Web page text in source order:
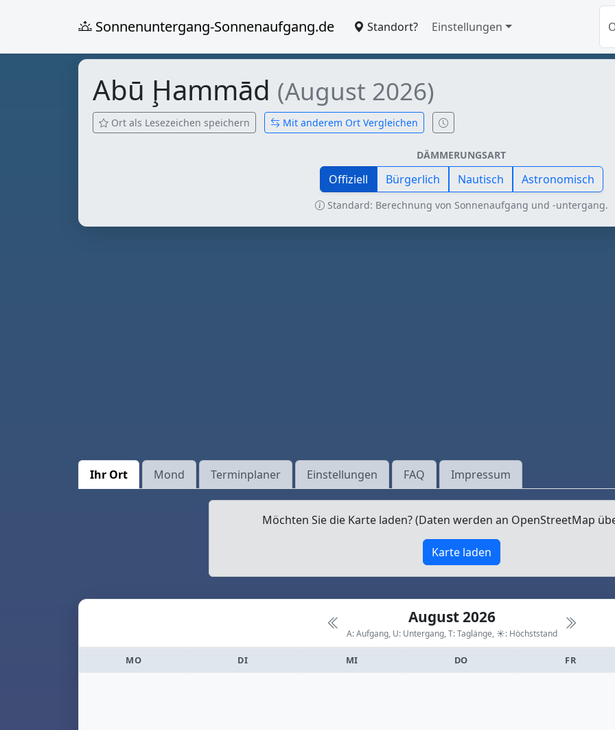
Sonnenuntergang-Sonnenaufgang.de Standort? Einstellungen
Abū Ḩammād (August 2026)
Ort als Lesezeichen speichern Mit anderem Ort Vergleichen
DÄMMERUNGSART
Offiziell Bürgerlich Nautisch Astronomisch
Standard: Berechnung von Sonnenaufgang und -untergang.
Ihr Ort Mond Terminplaner Einstellungen FAQ Impressum
Möchten Sie die Karte laden? (Daten werden an OpenStreetMap
Karte laden
August 2026
A: Aufgang, U: Untergang, T: Taglänge, ☀: Höchststand
MO DI MI DO FR